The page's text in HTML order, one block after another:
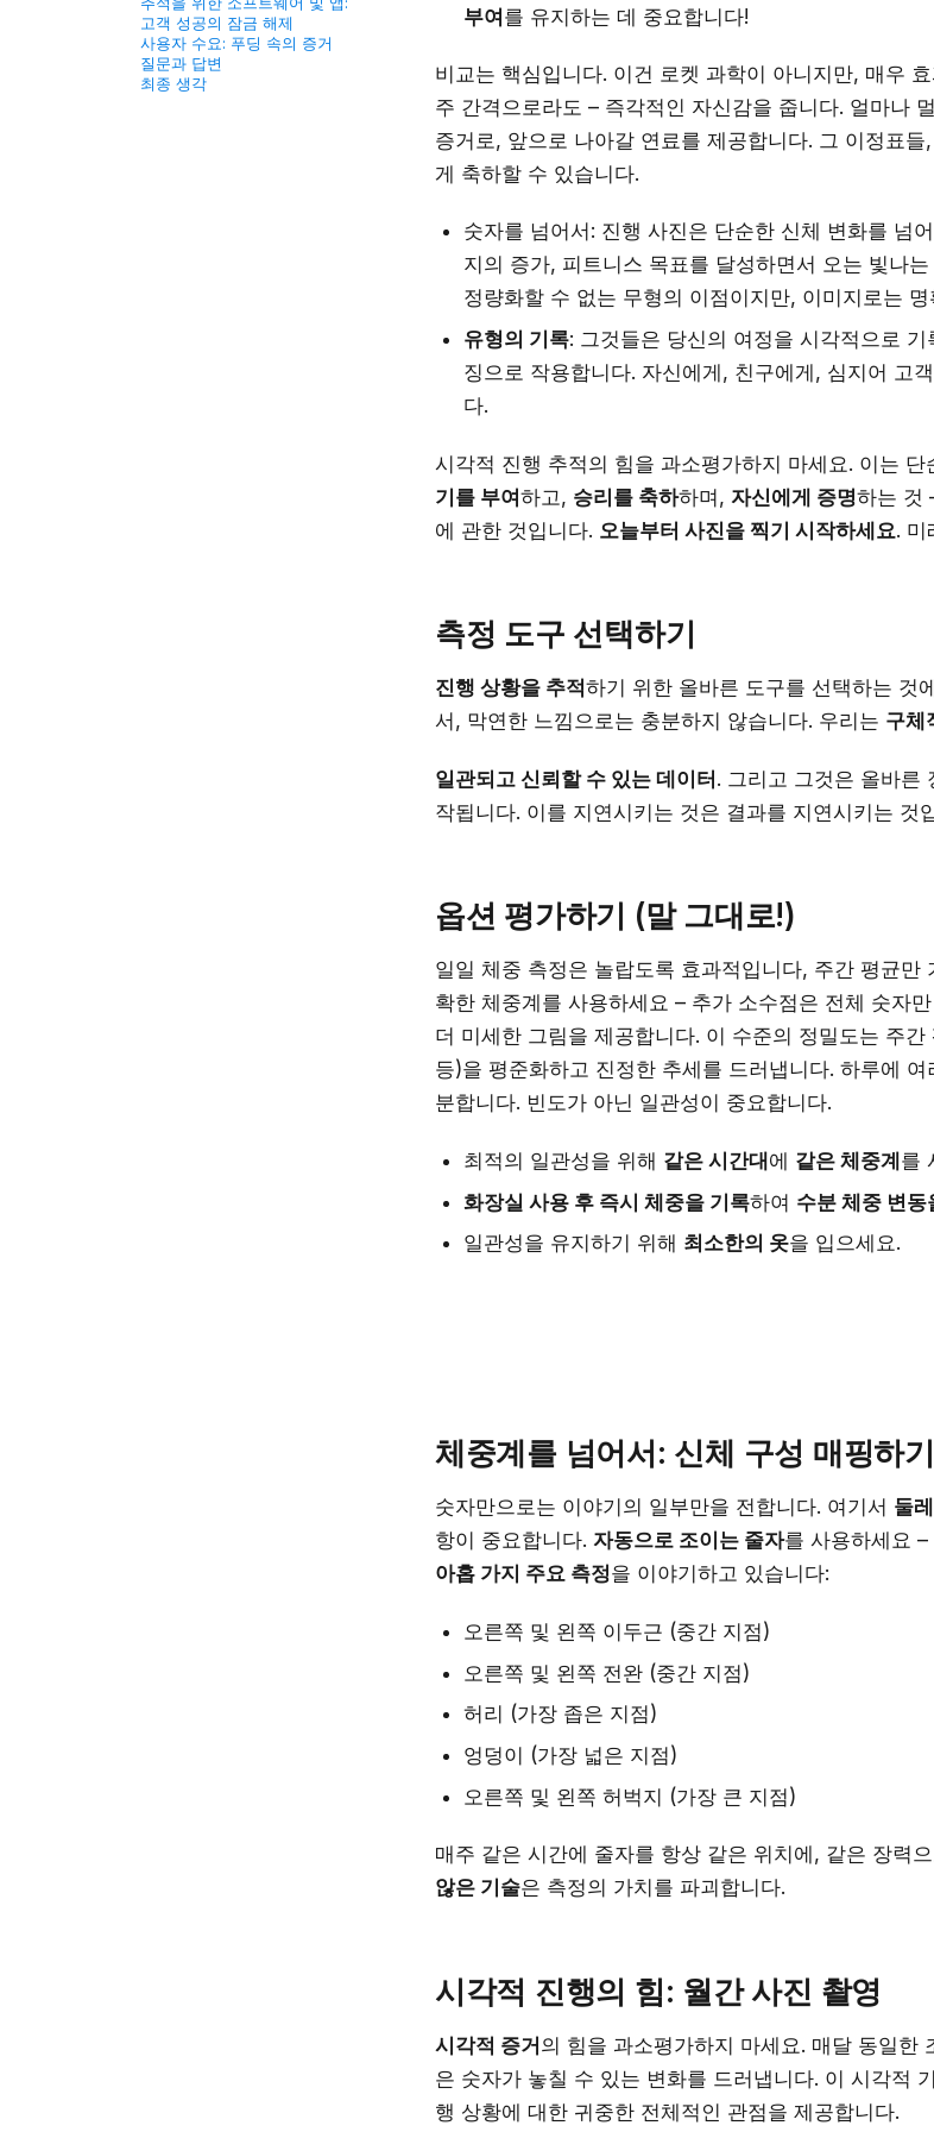
고객 성공의 잠금 해제
사용자 수요: 푸딩 속의 증거
질문과 답변
최종 생각
부여를 유지하는 데 중요합니다!
비교는 핵심입니다. 이건 로켓 과학이 아니지만, 매우
주 간격으로라도 – 즉각적인 자신감을 줍니다. 얼마나
증거로, 앞으로 나아갈 연료를 제공합니다. 그 이정표
게 축하할 수 있습니다.
숫자를 넘어서: 진행 사진은 단순한 신체 변화를 넘
지의 증가, 피트니스 목표를 달성하면서 오는 빛나
정량화할 수 없는 무형의 이점이지만, 이미지로는
유형의 기록: 그것들은 당신의 여정을 시각적으로
징으로 작용합니다. 자신에게, 친구에게, 심지어 고
다.
시각적 진행 추적의 힘을 과소평가하지 마세요. 이는
기를 부여하고, 승리를 축하하며, 자신에게 증명하는 것
에 관한 것입니다. 오늘부터 사진을 찍기 시작하세요. 미
측정 도구 선택하기
진행 상황을 추적하기 위한 올바른 도구를 선택하는 것
서, 막연한 느낌으로는 충분하지 않습니다. 우리는 구체
일관되고 신뢰할 수 있는 데이터. 그리고 그것은 올바른
작됩니다. 이를 지연시키는 것은 결과를 지연시키는 것
옵션 평가하기 (말 그대로!)
일일 체중 측정은 놀랍도록 효과적입니다, 주간 평균만
확한 체중계를 사용하세요 – 추가 소수점은 전체 숫자
더 미세한 그림을 제공합니다. 이 수준의 정밀도는 주
등)을 평준화하고 진정한 추세를 드러냅니다. 하루에
분합니다. 빈도가 아닌 일관성이 중요합니다.
최적의 일관성을 위해 같은 시간대에 같은 체중계를
화장실 사용 후 즉시 체중을 기록하여 수분 체중 변동
일관성을 유지하기 위해 최소한의 옷을 입으세요.
체중계를 넘어서: 신체 구성 매핑하기
숫자만으로는 이야기의 일부만을 전합니다. 여기서 둘
항이 중요합니다. 자동으로 조이는 줄자를 사용하세요
아홉 가지 주요 측정을 이야기하고 있습니다:
오른쪽 및 왼쪽 이두근 (중간 지점)
오른쪽 및 왼쪽 전완 (중간 지점)
허리 (가장 좁은 지점)
엉덩이 (가장 넓은 지점)
오른쪽 및 왼쪽 허벅지 (가장 큰 지점)
매주 같은 시간에 줄자를 항상 같은 위치에, 같은 장력
않은 기술은 측정의 가치를 파괴합니다.
시각적 진행의 힘: 월간 사진 촬영
시각적 증거 의 힘을 과소평가하지 마세요. 매달 동일한
은 숫자가 놓칠 수 있는 변화를 드러냅니다. 이 시각적
행 상황에 대한 귀중한 전체적인 관점을 제공합니다.